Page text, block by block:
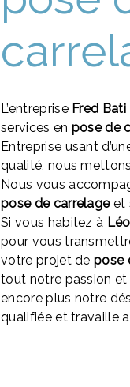
L’entreprise Fred
services en pose de
Entreprise usant
qualité, nous
Nous vous
pose de carrelageet
Si vous habitez à
pour vous
votre projet depose
tout notre passion
encore plus notre
qualifiée et travaille